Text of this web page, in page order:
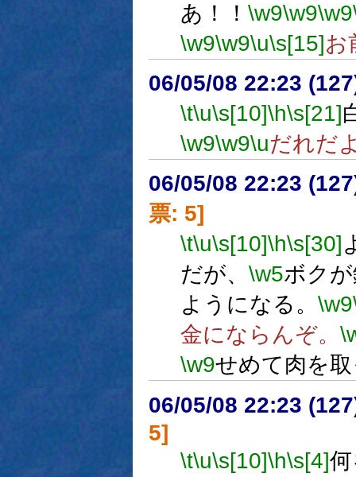
あ！！ \w9\w9\w9
\w9\w9\u\s[15]お
06/05/08 22:23
\t\u\s[10]\h\s[21]
\w9\w9\uだれだ
06/05/08 22:23
票: 5]
\t\u\s[10]\h\s[30]
だが、 \w5ボク
ようになる。 \w9
金にならんぞ。
\w9せめて肉を
06/05/08 22:23
5]
\t\u\s[10]\h\s[4]